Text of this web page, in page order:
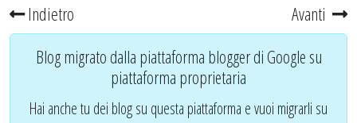
Indietro Avanti
Blog migrato dalla piattaforma blogger di Google su
piattaforma proprietaria
Hai anche tu dei blog su questa piattaforma e vuoi migrarli su